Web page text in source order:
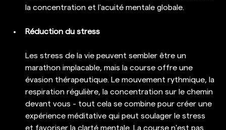
la concentration et l'acuité mentale globale.
Réduction du stress
Les stress de la vie peuvent sembler être un
marathon implacable, mais la course offre une
évasion thérapeutique. Le mouvement rythmique, la
respiration régulière, la concentration sur le chemin
devant vous - tout cela se combine pour créer une
expérience méditative qui peut soulager le stress
et favoriser la clarté mentale. La course n'est pas